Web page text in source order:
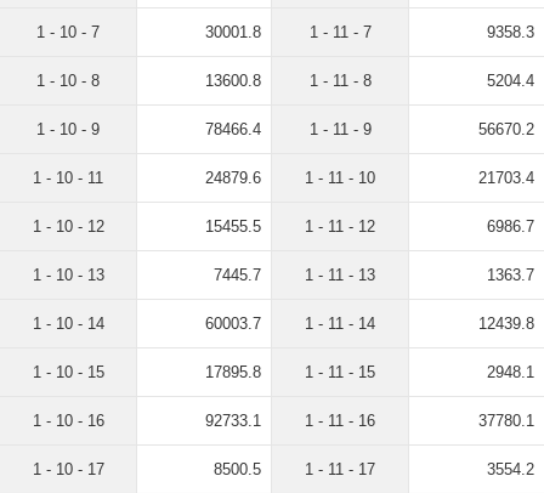
1 - 10 - 7 30001.8
1 - 10 - 8 13600.8
1 - 10 - 9 78466.4
1 - 10 - 11 24879.6
1 - 10 - 12 15455.5
1 - 10 - 13 7445.7
1 - 10 - 14 60003.7
1 - 10 - 15 17895.8
1 - 10 - 16 92733.1
1 - 10 - 17 8500.5
1 - 11 - 7 9358.3
1 - 11 - 8 5204.4
1 - 11 - 9 56670.2
1 - 11 - 10 21703.4
1 - 11 - 12 6986.7
1 - 11 - 13 1363.7
1 - 11 - 14 12439.8
1 - 11 - 15 2948.1
1 - 11 - 16 37780.1
1 - 11 - 17 3554.2